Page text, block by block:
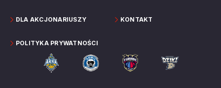
DLA AKCJONARIUSZY KONTAKT
POLITYKA PRYWATNOŚCI